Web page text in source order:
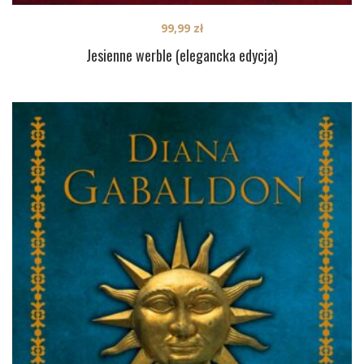
Jesienne werble (elegancka edycja)
99,99 zł